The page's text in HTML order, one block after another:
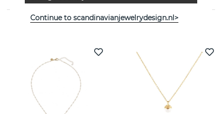
Continue to scandinavianjewelrydesign.nl>